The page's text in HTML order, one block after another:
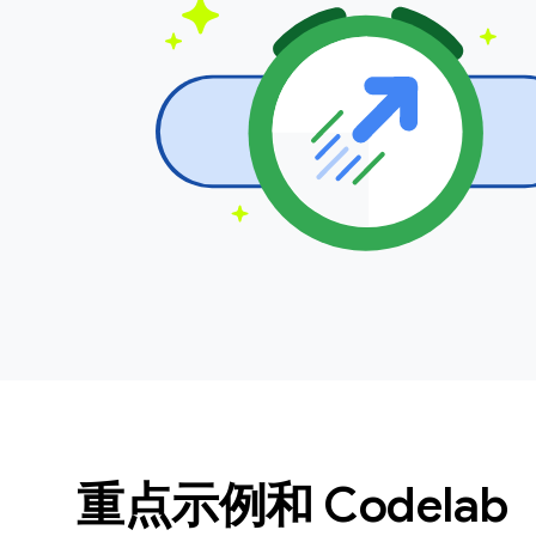
重点示例和 Codelab